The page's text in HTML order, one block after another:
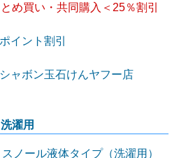
め買い・共同購入＜25％割引
ポイント割引
シャボン玉石けんヤフー店
洗濯用
スノール液体タイプ（洗濯用）